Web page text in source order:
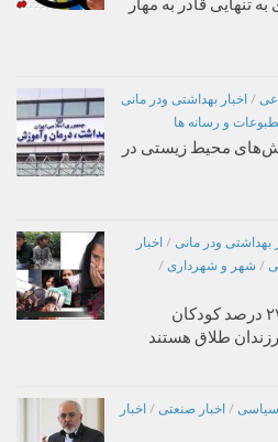
تنهایی قادر به مهار
/ اخبار بهداشتی ودر مانی
و رسانه ها
محیط زیستی در
بهداشتی ودر مانی / اخبار
/ شهر و شهرداری /
در گفت‌وگو با ایرنا اعلام شد؛ ۲۷ درصد کودکان
طلاق هستند
سیاسی / اخبار صنعتی / اخبار